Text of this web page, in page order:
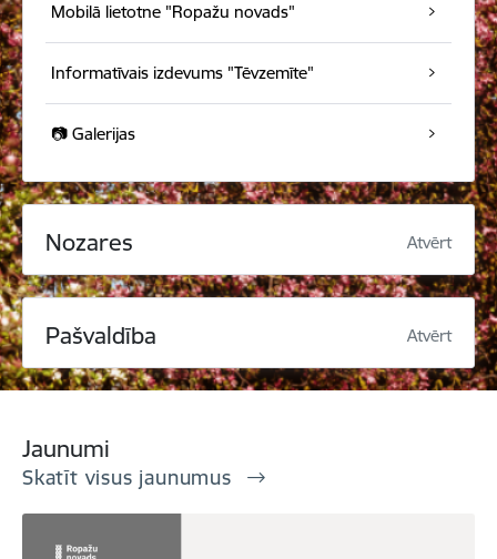
Mobilā lietotne "Ropažu novads"
Informatīvais izdevums "Tēvzemīte"
📷 Galerijas
Nozares Atvērt
Pašvaldība Atvērt
Jaunumi
Skatīt visus jaunumus